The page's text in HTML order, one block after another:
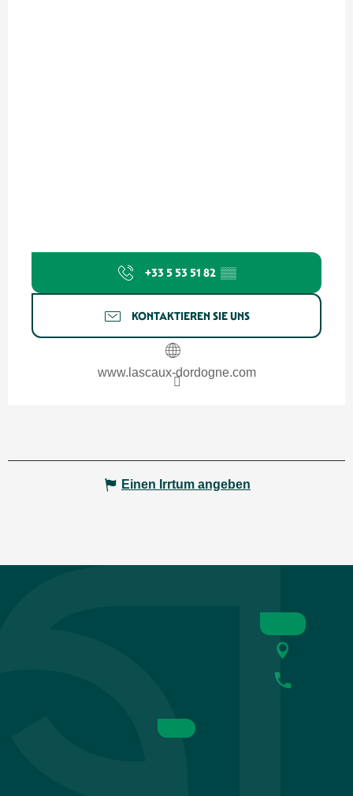
+33 5 53 51 82 ▒▒
KONTAKTIEREN SIE UNS
www.lascaux-dordogne.com
Einen Irrtum angeben